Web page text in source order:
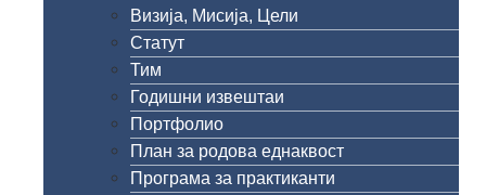
Визија, Мисија, Цели
Статут
Тим
Годишни извештаи
Портфолио
План за родова еднаквост
Програма за практиканти